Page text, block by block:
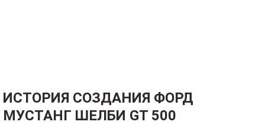
ИСТОРИЯ СОЗДАНИЯ ФОРД
МУСТАНГ ШЕЛБИ GT 500